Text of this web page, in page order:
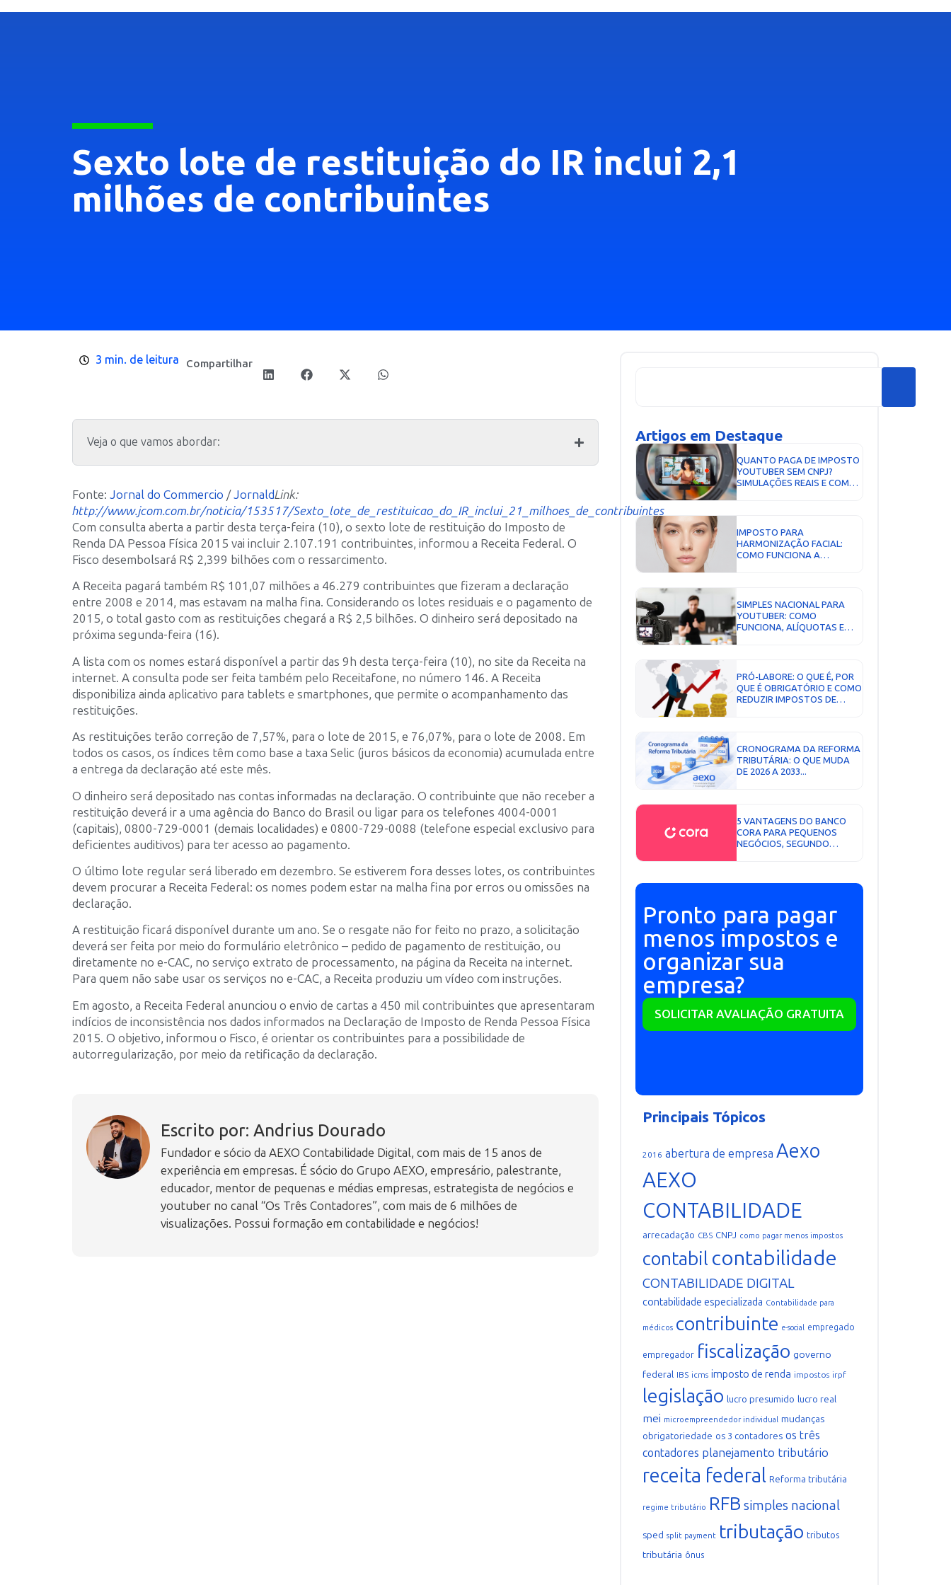
Sexto lote de restituição do IR inclui 2,1
milhões de contribuintes
3 min. de leitura Compartilhar
Veja o que vamos abordar:
Fonte: Jornal do Commercio /JornaldLink:
http://www.jcom.com.br/noticia/153517/Sexto_lote_de_restituicao_do_IR_inclui_21_milhoes_de_contribuintes
Com consulta aberta a partir desta terça-feira (10), o sexto lote de restituição do Imposto de
Renda DA Pessoa Física 2015 vai incluir 2.107.191 contribuintes, informou a Receita Federal. O
Fisco desembolsará R$ 2,399 bilhões com o ressarcimento.
A Receita pagará também R$ 101,07 milhões a 46.279 contribuintes que fizeram a declaração
entre 2008 e 2014, mas estavam na malha fina. Considerando os lotes residuais e o pagamento de
2015, o total gasto com as restituições chegará a R$ 2,5 bilhões. O dinheiro será depositado na
próxima segunda-feira (16).
A lista com os nomes estará disponível a partir das 9h desta terça-feira (10), no site da Receita na
internet. A consulta pode ser feita também pelo Receitafone, no número 146. A Receita
disponibiliza ainda aplicativo para tablets e smartphones, que permite o acompanhamento das
restituições.
As restituições terão correção de 7,57%, para o lote de 2015, e 76,07%, para o lote de 2008. Em
todos os casos, os índices têm como base a taxa Selic (juros básicos da economia) acumulada entre
a entrega da declaração até este mês.
O dinheiro será depositado nas contas informadas na declaração. O contribuinte que não receber a
restituição deverá ir a uma agência do Banco do Brasil ou ligar para os telefones 4004-0001
(capitais), 0800-729-0001 (demais localidades) e 0800-729-0088 (telefone especial exclusivo para
deficientes auditivos) para ter acesso ao pagamento.
O último lote regular será liberado em dezembro. Se estiverem fora desses lotes, os contribuintes
devem procurar a Receita Federal: os nomes podem estar na malha fina por erros ou omissões na
declaração.
A restituição ficará disponível durante um ano. Se o resgate não for feito no prazo, a solicitação
deverá ser feita por meio do formulário eletrônico – pedido de pagamento de restituição, ou
diretamente no e-CAC, no serviço extrato de processamento, na página da Receita na internet.
Para quem não sabe usar os serviços no e-CAC, a Receita produziu um vídeo com instruções.
Em agosto, a Receita Federal anunciou o envio de cartas a 450 mil contribuintes que apresentaram
indícios de inconsistência nos dados informados na Declaração de Imposto de Renda Pessoa Física
2015. O objetivo, informou o Fisco, é orientar os contribuintes para a possibilidade de
autorregularização, por meio da retificação da declaração.
Escrito por: Andrius Dourado
Fundador e sócio da AEXO Contabilidade Digital, com mais de 15 anos de
experiência em empresas. É sócio do Grupo AEXO, empresário, palestrante,
educador, mentor de pequenas e médias empresas, estrategista de negócios e
youtuber no canal “Os Três Contadores”, com mais de 6 milhões de
visualizações. Possui formação em contabilidade e negócios!
Artigos em Destaque
QUANTO PAGA DE IMPOSTO
YOUTUBER SEM CNPJ?
SIMULAÇÕES REAIS E COMO
IMPOSTO PARA
HARMONIZAÇÃO FACIAL:
COMO FUNCIONA A
ESTÉTICOS...
SIMPLES NACIONAL PARA
YOUTUBER: COMO
FUNCIONA, ALÍQUOTAS E
PRÓ-LABORE: O QUE É, POR
QUE É OBRIGATÓRIO E COMO
REDUZIR IMPOSTOS DE
CRONOGRAMA DA REFORMA
TRIBUTÁRIA: O QUE MUDA
DE 2026 A 2033...
5 VANTAGENS DO BANCO
CORA PARA PEQUENOS
NEGÓCIOS, SEGUNDO
Pronto para pagar
menos impostos e
organizar sua
empresa?
SOLICITAR AVALIAÇÃO GRATUITA
Principais Tópicos
2016 abertura de empresa Aexo
AEXO
CONTABILIDADE
arrecadação CBS CNPJ como pagar menos impostos
contabil contabilidade
CONTABILIDADE DIGITAL
contabilidade especializada Contabilidade para
médicos contribuinte e-social empregado
empregador fiscalização governo
federal IBS icms imposto de renda impostos irpf
legislação lucro presumido lucro real
mei microempreendedor individual mudanças
obrigatoriedade os 3 contadores os três
contadores planejamento tributário
receita federal Reforma tributária
regime tributário RFB simples nacional
sped split payment tributação tributos
tributária ônus